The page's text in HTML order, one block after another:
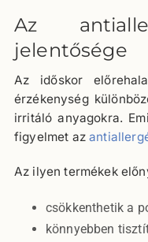
Az
jelentősége
Az időskor
érzékenység
irritáló anyagokra.
figyelmet az
Az ilyen termékek
csökkenthetik a
könnyebben